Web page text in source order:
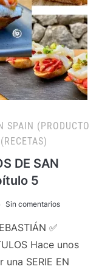
SPAIN (PRODUCTO
DE SAN
5
Sin comentarios
✅
Hace unos
SERIE EN